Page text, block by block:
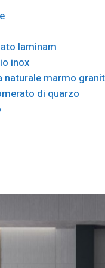
laminam
inox
naturale marmo
di quarzo